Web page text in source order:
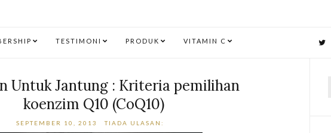
TESTIMONI PRODUK VITAMIN C
Untuk Jantung : Kriteria pemilihan
koenzim Q10 (CoQ10)
SEPTEMBER 10, 2013 TIADA ULASAN: